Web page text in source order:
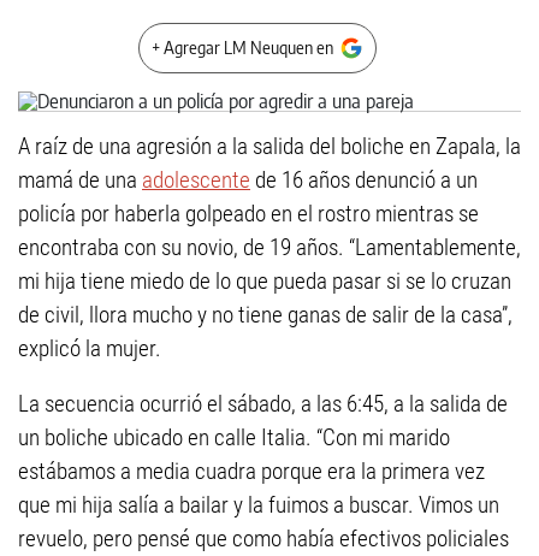
+ Agregar LM Neuquen en
A raíz de una agresión a la salida del boliche en Zapala, la
mamá de una adolescente de 16 años denunció a un
policía por haberla golpeado en el rostro mientras se
encontraba con su novio, de 19 años. “Lamentablemente,
mi hija tiene miedo de lo que pueda pasar si se lo cruzan
de civil, llora mucho y no tiene ganas de salir de la casa”,
explicó la mujer.
La secuencia ocurrió el sábado, a las 6:45, a la salida de
un boliche ubicado en calle Italia. “Con mi marido
estábamos a media cuadra porque era la primera vez
que mi hija salía a bailar y la fuimos a buscar. Vimos un
revuelo, pero pensé que como había efectivos policiales